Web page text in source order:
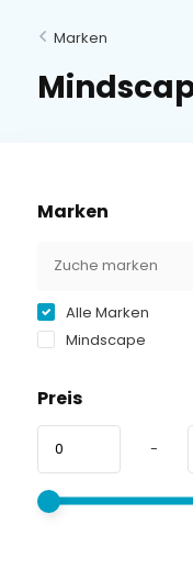
Marken
Marken
Alle Marken
Mindscape
Preis
-